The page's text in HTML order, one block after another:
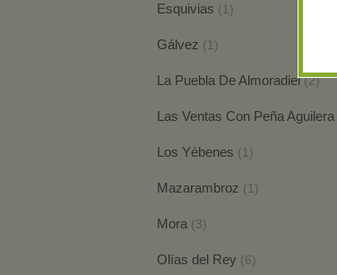
Esquivias (1)
Gálvez (1)
La Puebla De Almoradiel(2)
Las Ventas Con Peña Aguilera
Los Yébenes (1)
Mazarambroz (1)
Mora (3)
Olías del Rey (6)